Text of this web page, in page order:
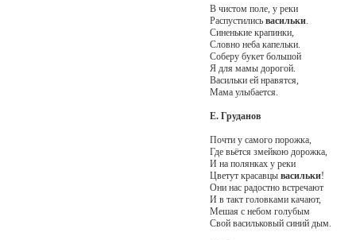
В чистом поле, у реки
Распустились васильки.
Синенькие крапинки,
Словно неба капельки.
Соберу букет большой
Я для мамы дорогой.
Васильки ей нравятся,
Мама улыбается.
Е. Груданов
Почти у самого порожка,
Где вьётся змейкою дорожка,
И на полянках у реки
Цветут красавцы васильки!
Они нас радостно встречают
И в такт головками качают,
Мешая с небом голубым
Свой васильковый синий дым.